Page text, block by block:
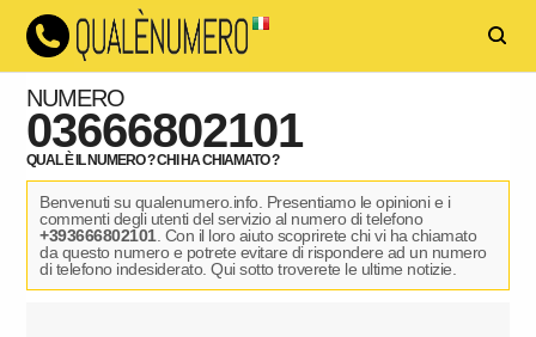
NUMERO
03666802101
QUAL È IL NUMERO ? CHI HA CHIAMATO ?
Benvenuti su qualenumero.info. Presentiamo le opinioni e i
commenti degli utenti del servizio al numero di telefono
+393666802101. Con il loro aiuto scoprirete chi vi ha chiamato
da questo numero e potrete evitare di rispondere ad un numero
di telefono indesiderato. Qui sotto troverete le ultime notizie.